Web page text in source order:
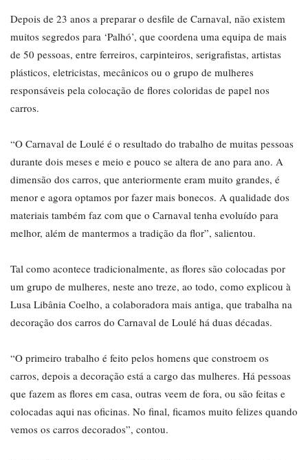
Depois de 23 anos a preparar o desfile de Carnaval, não existem
muitos segredos para ‘Palhó’, que coordena uma equipa de mais
de 50 pessoas, entre ferreiros, carpinteiros, serigrafistas, artistas
plásticos, eletricistas, mecânicos ou o grupo de mulheres
responsáveis pela colocação de flores coloridas de papel nos
carros.
“O Carnaval de Loulé é o resultado do trabalho de muitas pessoas
durante dois meses e meio e pouco se altera de ano para ano. A
dimensão dos carros, que anteriormente eram muito grandes, é
menor e agora optamos por fazer mais bonecos. A qualidade dos
materiais também faz com que o Carnaval tenha evoluído para
melhor, além de mantermos a tradição da flor”, salientou.
Tal como acontece tradicionalmente, as flores são colocadas por
um grupo de mulheres, neste ano treze, ao todo, como explicou à
Lusa Libânia Coelho, a colaboradora mais antiga, que trabalha na
decoração dos carros do Carnaval de Loulé há duas décadas.
“O primeiro trabalho é feito pelos homens que constroem os
carros, depois a decoração está a cargo das mulheres. Há pessoas
que fazem as flores em casa, outras veem de fora, ou são feitas e
colocadas aqui nas oficinas. No final, ficamos muito felizes quando
vemos os carros decorados”, contou.